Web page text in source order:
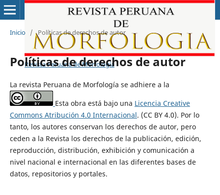
Revista Peruana de Morfología
Inicio / Políticas de derechos de autor
Políticas de derechos de autor
La revista Peruana de Morfología se adhiere a la
Esta obra está bajo una Licencia Creative
Commons Atribución 4.0 Internacional. (CC BY 4.0). Por lo
tanto, los autores conservan los derechos de autor, pero
ceden a la Revista los derechos de la publicación, edición,
reproducción, distribución, exhibición y comunicación a
nivel nacional e internacional en las diferentes bases de
datos, repositorios y portales.